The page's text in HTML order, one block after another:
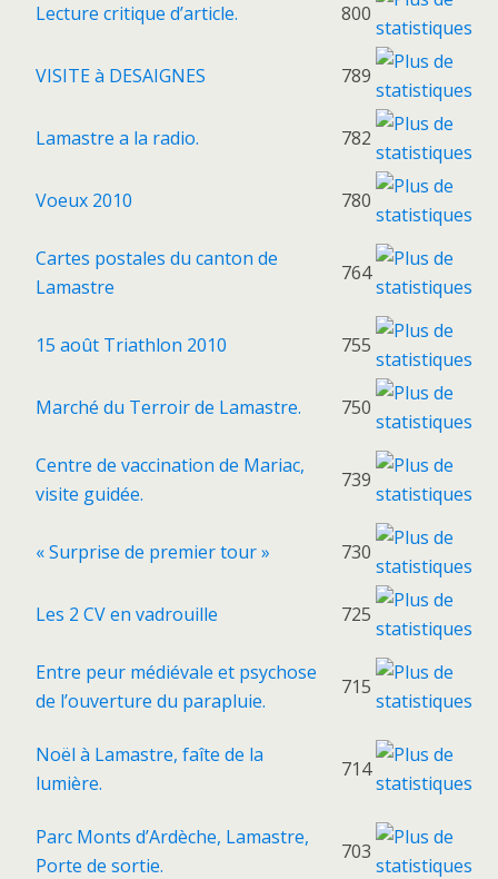
Lecture critique d’article. 800
VISITE à DESAIGNES 789
Lamastre a la radio. 782
Voeux 2010 780
Cartes postales du canton de
Lamastre
764
15 août Triathlon 2010 755
Marché du Terroir de Lamastre. 750
Centre de vaccination de Mariac,
visite guidée.
739
« Surprise de premier tour » 730
Les 2 CV en vadrouille 725
Entre peur médiévale et psychose
de l’ouverture du parapluie.
715
Noël à Lamastre, faîte de la
lumière.
714
Parc Monts d’Ardèche, Lamastre,
Porte de sortie.
703